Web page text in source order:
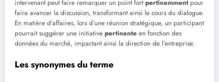
intervenant peut faire remarquer un point fortpertinemmentpour
faire avancer la discussion, transformant ainsi le cours du dialogue.
En matière d’affaires, lors d’une réunion stratégique, un participant
pourrait suggérer une initiative pertinente en fonction des
données du marché, impactant ainsi la direction de l’entreprise.
Les synonymes du terme